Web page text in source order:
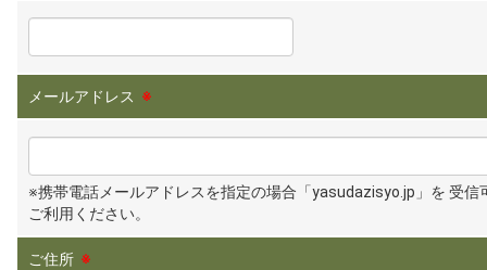
メールアドレス ※
※携帯電話メールアドレスを指定の場合「yasudazisyo.jp」を 受信
ご利用ください。
ご住所 ※